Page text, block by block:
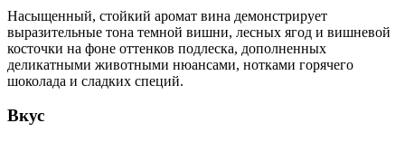
Насыщенный, стойкий аромат вина демонстрирует
выразительные тона темной вишни, лесных ягод и вишневой
косточки на фоне оттенков подлеска, дополненных
деликатными животными нюансами, нотками горячего
шоколада и сладких специй.
Вкус